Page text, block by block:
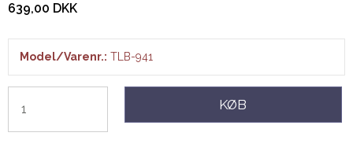
639,00 DKK
Model/Varenr.: TLB-941
KØB